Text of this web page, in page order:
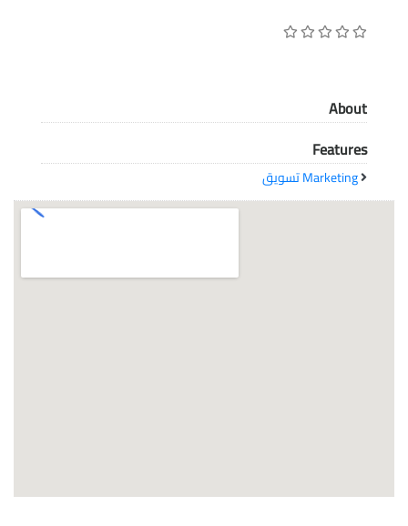
معاً نحو خلق مجتمع مبدع في عالم الأزياء
About
Features
Marketing تسويق